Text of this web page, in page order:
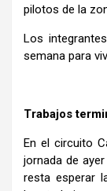
pilotos de la
Los
semana para
Trabajos
En el circuito
jornada de
resta esperar